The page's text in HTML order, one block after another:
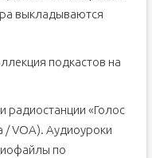
выкладываются
подкастов на
радиостанции «Голос
/ VOA). Аудиоуроки
по